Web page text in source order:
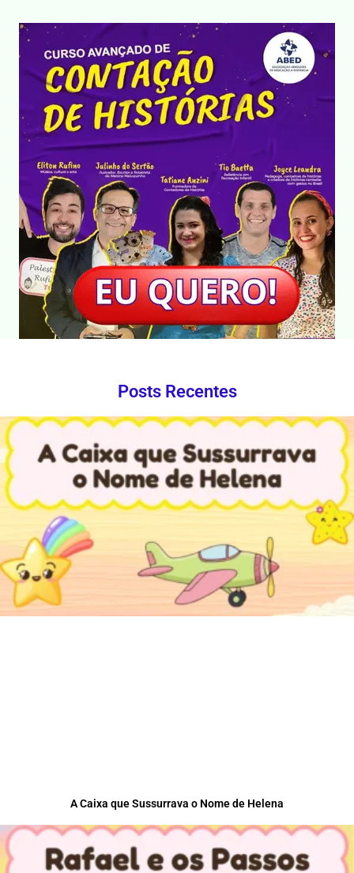
Posts Recentes
A Caixa que Sussurrava o Nome de Helena